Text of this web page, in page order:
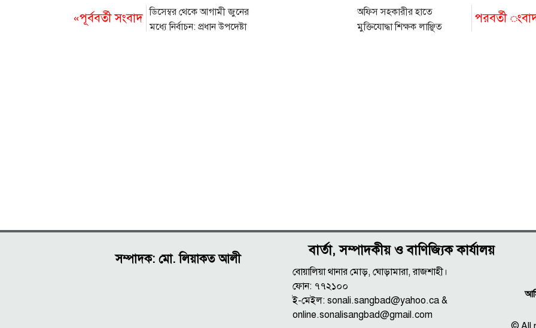
«পূর্ববর্তী সংবাদ ডিসেম্বর থেকে আগামী জুনের
মধ্যে নির্বাচন: প্রধান উপদেষ্টা
পরবর্তী
অফিস সহকারীর হাতে
মুক্তিযোদ্ধা শিক্ষক লাঞ্ছিত
সম্পাদক: মো. লিয়াকত আলী
বার্তা, সম্পাদকীয় ও বাণিজ্যিক কার্যালয়
বোয়ালিয়া থানার মোড়, ঘোড়ামারা, রাজশাহী।
ফোন: ৭৭২১০০
ই-মেইল: sonali.sangbad@yahoo.ca &
online.sonalisangbad@gmail.com